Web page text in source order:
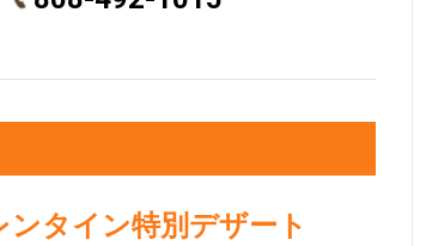
ンタイン特別デザート